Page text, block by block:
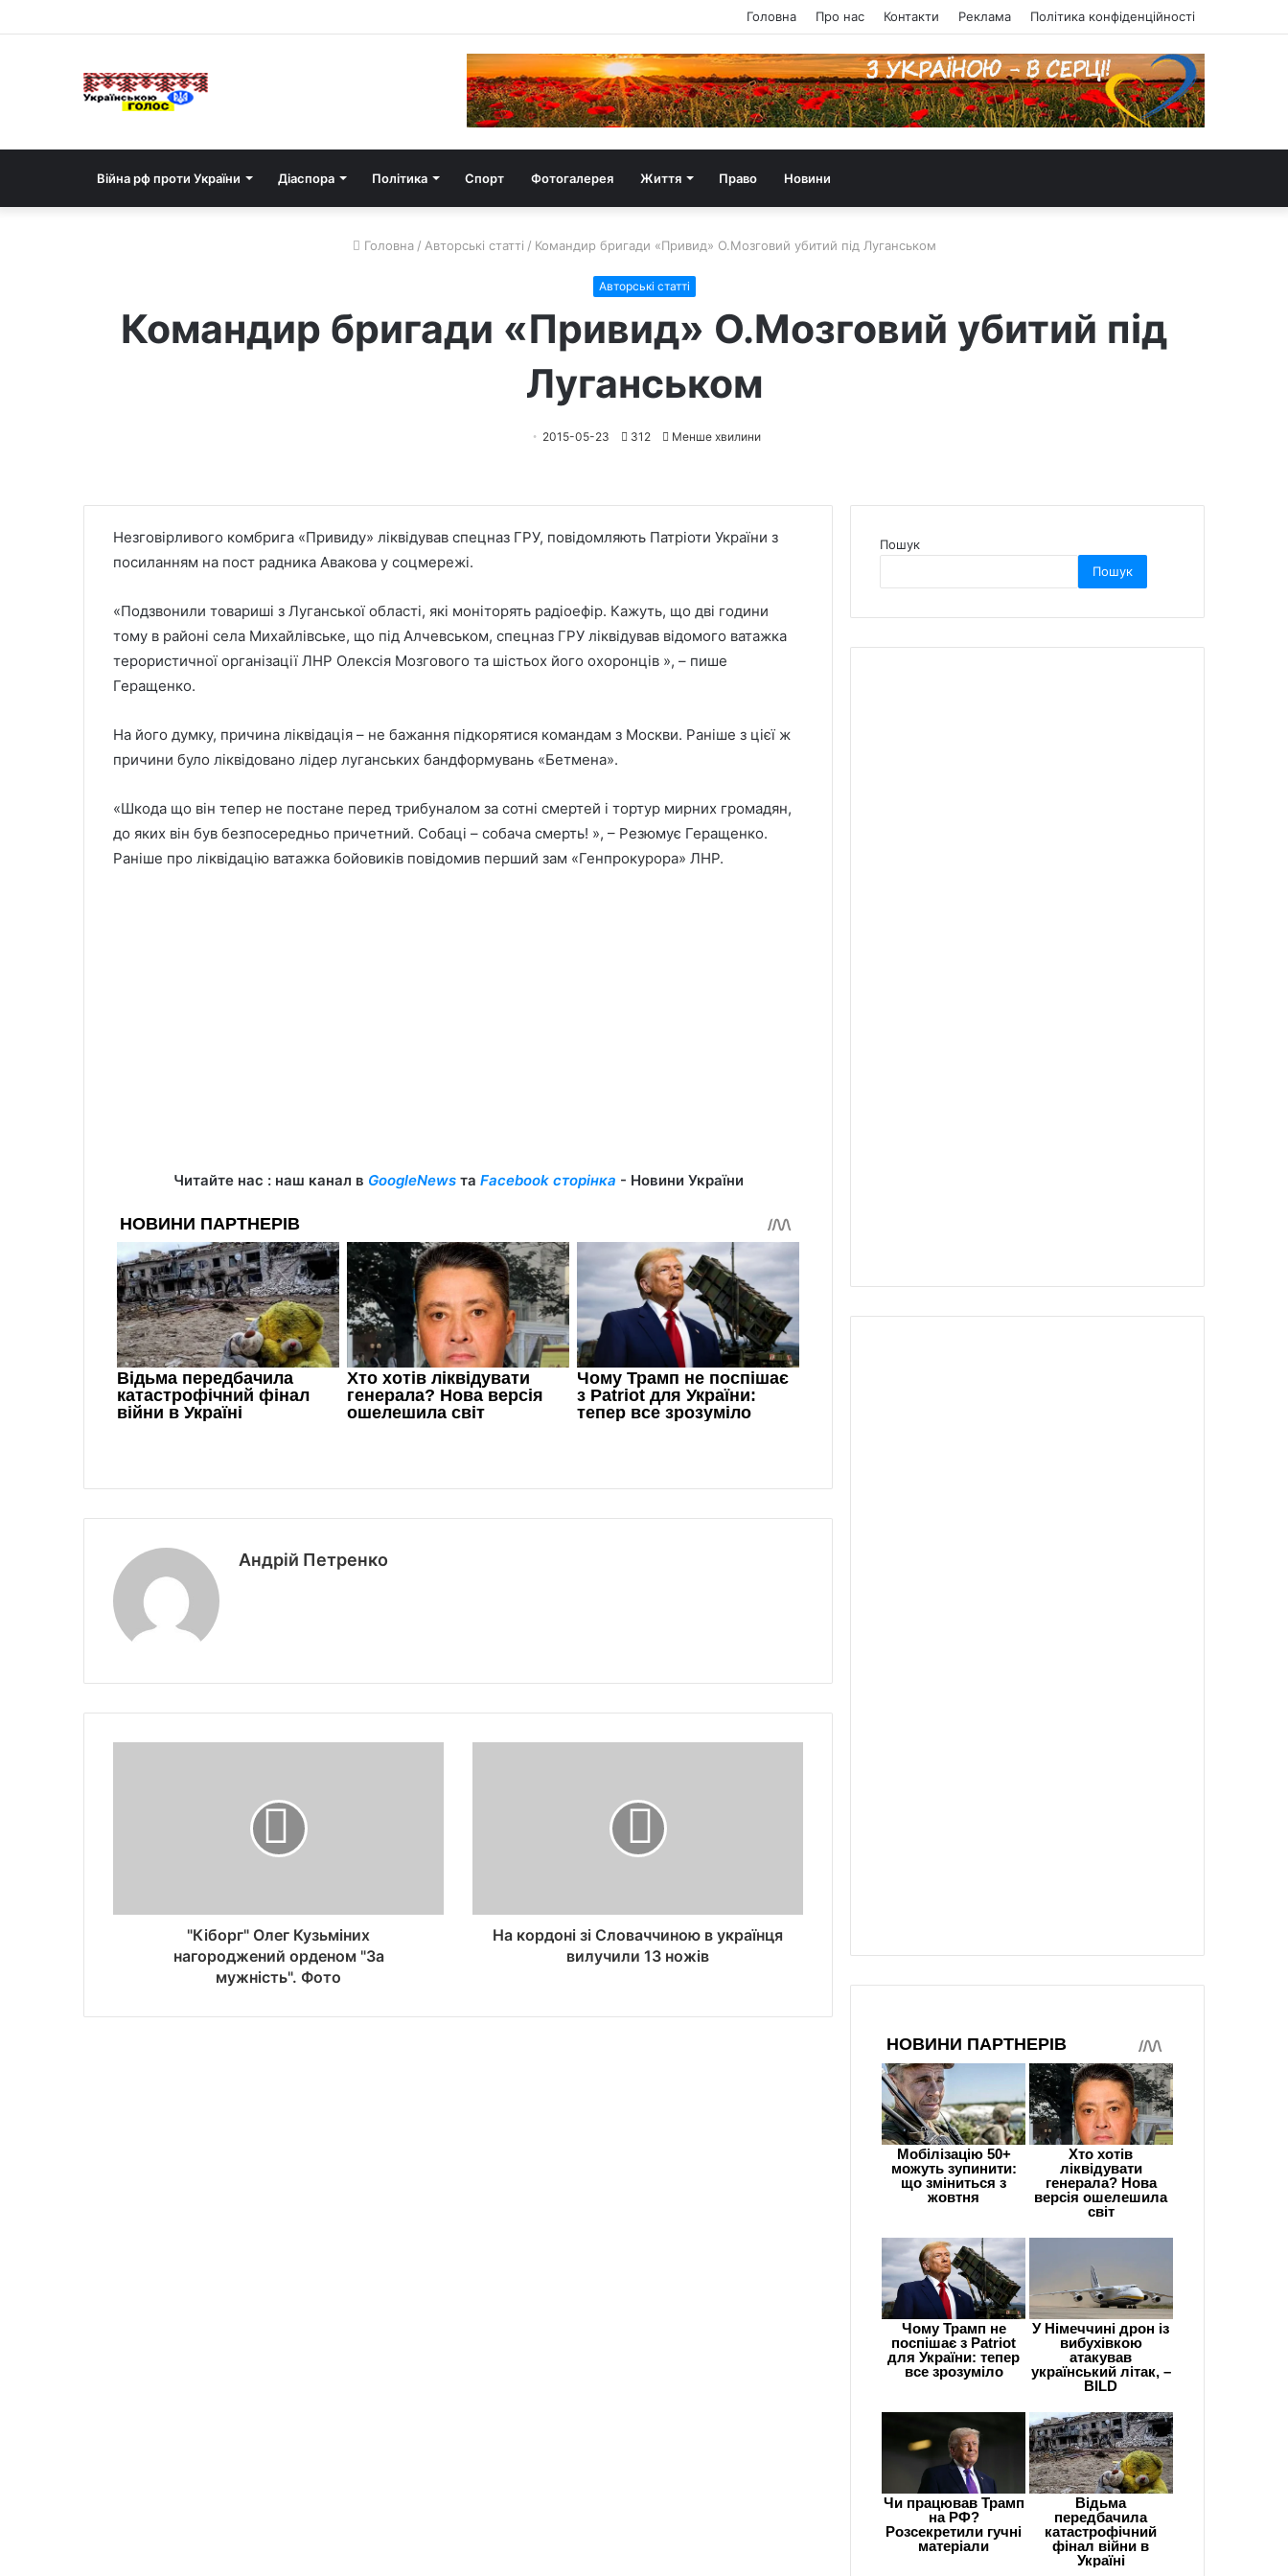
Головна Про нас Контакти Реклама Політика конфіденційності
Війна рф проти України Діаспора Політика Спорт Фотогалерея Життя Право Новини
Головна / Авторські статті / Командир бригади «Привид» О.Мозговий убитий під Луганськом
Авторські статті
Командир бригади «Привид» О.Мозговий убитий під
Луганськом
2015-05-23 312 Менше хвилини
Незговірливого комбрига «Привиду» ліквідував спецназ ГРУ, повідомляють Патріоти України з
посиланням на пост радника Авакова у соцмережі.
«Подзвонили товариші з Луганської області, які моніторять радіоефір. Кажуть, що дві години
тому в районі села Михайлівське, що під Алчевськом, спецназ ГРУ ліквідував відомого ватажка
терористичної організації ЛНР Олексія Мозгового та шістьох його охоронців », – пише
Геращенко.
На його думку, причина ліквідація – не бажання підкорятися командам з Москви. Раніше з цієї ж
причини було ліквідовано лідер луганських бандформувань «Бетмена».
«Шкода що він тепер не постане перед трибуналом за сотні смертей і тортур мирних громадян,
до яких він був безпосередньо причетний. Собаці – собача смерть! », – Резюмує Геращенко.
Раніше про ліквідацію ватажка бойовиків повідомив перший зам «Генпрокурора» ЛНР.
Читайте нас : наш канал в GoogleNewsта Facebook сторінка - Новини України
Андрій Петренко
"Кіборг" Олег Кузьміних
нагороджений орденом "За
мужність". Фото
На кордоні зі Словаччиною в українця
вилучили 13 ножів
Пошук
Пошук